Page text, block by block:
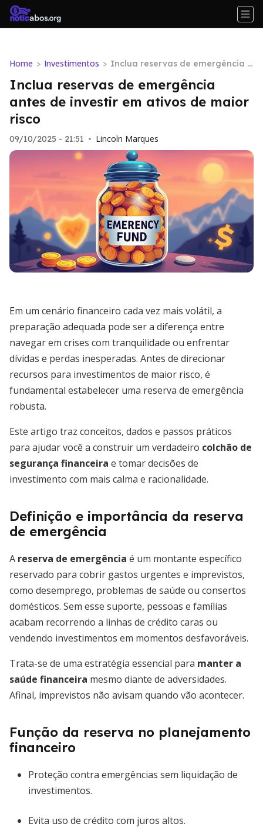
Home > Investimentos > Inclua reservas de emergência a
ntes de investir em ativos de mai
or risco
Inclua reservas de emergência
antes de investir em ativos de maior
risco
09/10/2025 - 21:51 • Lincoln Marques
Em um cenário financeiro cada vez mais volátil, a
preparação adequada pode ser a diferença entre
navegar em crises com tranquilidade ou enfrentar
dívidas e perdas inesperadas. Antes de direcionar
recursos para investimentos de maior risco, é
fundamental estabelecer uma reserva de emergência
robusta.
Este artigo traz conceitos, dados e passos práticos
para ajudar você a construir um verdadeiro colchão de
segurança financeira e tomar decisões de
investimento com mais calma e racionalidade.
Definição e importância da reserva
de emergência
A reserva de emergência é um montante específico
reservado para cobrir gastos urgentes e imprevistos,
como desemprego, problemas de saúde ou consertos
domésticos. Sem esse suporte, pessoas e famílias
acabam recorrendo a linhas de crédito caras ou
vendendo investimentos em momentos desfavoráveis.
Trata-se de uma estratégia essencial para manter a
saúde financeira mesmo diante de adversidades.
Afinal, imprevistos não avisam quando vão acontecer.
Função da reserva no planejamento
financeiro
Proteção contra emergências sem liquidação de
investimentos.
Evita uso de crédito com juros altos.